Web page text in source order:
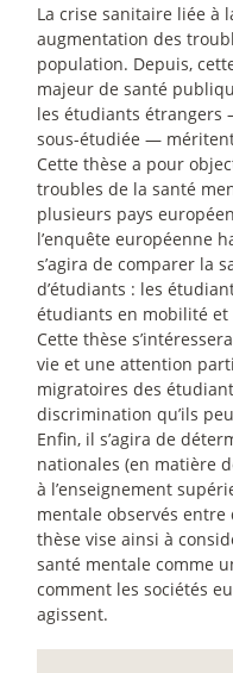
La crise sanitaire liée à
augmentation des
population. Depuis,
majeur de santé
les étudiants
sous-étudiée —
Cette thèse a pour
troubles de la santé
plusieurs pays
l’enquête européenne
s’agira de comparer la
d’étudiants : les
étudiants en mobilité
Cette thèse
vie et une attention
migratoires des
discrimination qu’ils
Enfin, il s’agira de
nationales (en matière
à l’enseignement
mentale observés
thèse vise ainsi à
santé mentale comme
comment les sociétés
agissent.